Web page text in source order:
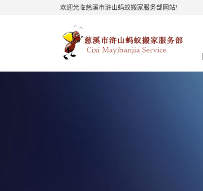
欢迎光临慈溪市浒山蚂蚁搬家服务部网站!